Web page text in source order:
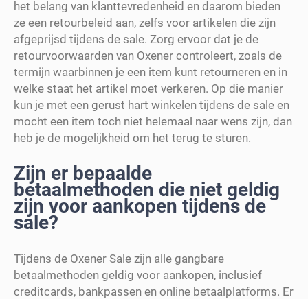
het belang van klanttevredenheid en daarom bieden
ze een retourbeleid aan, zelfs voor artikelen die zijn
afgeprijsd tijdens de sale. Zorg ervoor dat je de
retourvoorwaarden van Oxener controleert, zoals de
termijn waarbinnen je een item kunt retourneren en in
welke staat het artikel moet verkeren. Op die manier
kun je met een gerust hart winkelen tijdens de sale en
mocht een item toch niet helemaal naar wens zijn, dan
heb je de mogelijkheid om het terug te sturen.
Zijn er bepaalde
betaalmethoden die niet geldig
zijn voor aankopen tijdens de
sale?
Tijdens de Oxener Sale zijn alle gangbare
betaalmethoden geldig voor aankopen, inclusief
creditcards, bankpassen en online betaalplatforms. Er